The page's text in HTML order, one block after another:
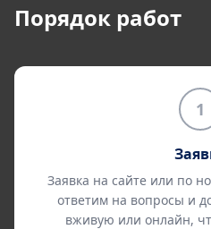
Порядок работ
1
Заявка на сайте или по
ответим на вопросы и
вживую или онлайн,